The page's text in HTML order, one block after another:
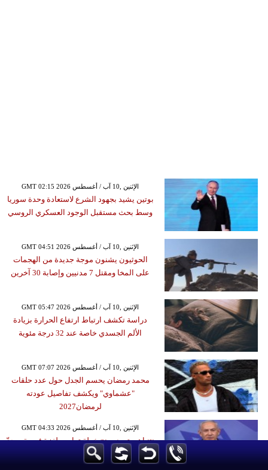
GMT 02:15 2026 الإثنين ,10 آب / أغسطس
بوتين يشيد بجهود الشرع لاستعادة وحدة سوريا
وسط بحث مستقبل الوجود العسكري الروسي
GMT 04:51 2026 الإثنين ,10 آب / أغسطس
الحوثيون يشنون موجة جديدة من الهجمات
على المخا ومقتل 7 مدنيين وإصابة 30 آخرين
GMT 05:47 2026 الإثنين ,10 آب / أغسطس
دراسة تكشف ارتباط ارتفاع الحرارة بزيادة
الألم الجسدي خاصة عند 32 درجة مئوية
GMT 07:07 2026 الإثنين ,10 آب / أغسطس
محمد رمضان يحسم الجدل حول عدد حلقات
"عشماوي" ويكشف تفاصيل عودته
لرمضان2027
GMT 04:33 2026 الإثنين ,10 آب / أغسطس
نتنياهو يتعهد بمنح خطة ترامب لغزة فرصة ويحدّ
من الهجمات تمهيدًا لنزع سلاح حماس